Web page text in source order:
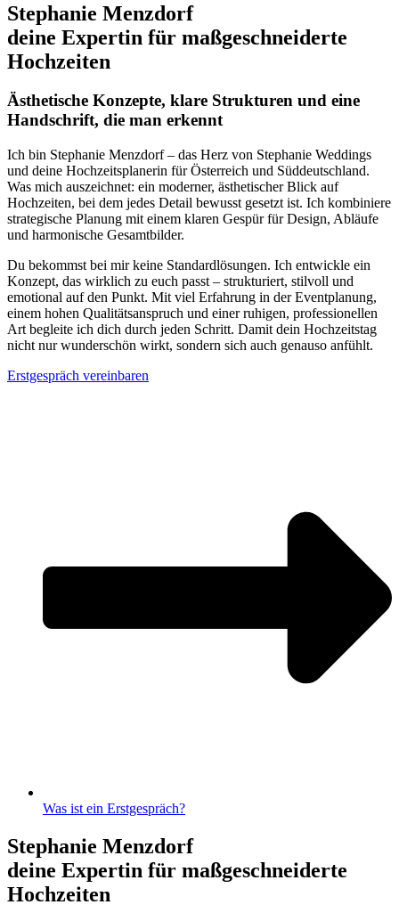
Stephanie Menzdorf
deine Expertin für maßgeschneiderte
Hochzeiten
Ästhetische Konzepte, klare Strukturen und eine
Handschrift, die man erkennt
Ich bin Stephanie Menzdorf – das Herz von Stephanie Weddings
und deine Hochzeitsplanerin für Österreich und Süddeutschland.
Was mich auszeichnet: ein moderner, ästhetischer Blick auf
Hochzeiten, bei dem jedes Detail bewusst gesetzt ist. Ich kombiniere
strategische Planung mit einem klaren Gespür für Design, Abläufe
und harmonische Gesamtbilder.
Du bekommst bei mir keine Standardlösungen. Ich entwickle ein
Konzept, das wirklich zu euch passt – strukturiert, stilvoll und
emotional auf den Punkt. Mit viel Erfahrung in der Eventplanung,
einem hohen Qualitätsanspruch und einer ruhigen, professionellen
Art begleite ich dich durch jeden Schritt. Damit dein Hochzeitstag
nicht nur wunderschön wirkt, sondern sich auch genauso anfühlt.
Erstgespräch vereinbaren
Was ist ein Erstgespräch?
Stephanie Menzdorf
deine Expertin für maßgeschneiderte
Hochzeiten